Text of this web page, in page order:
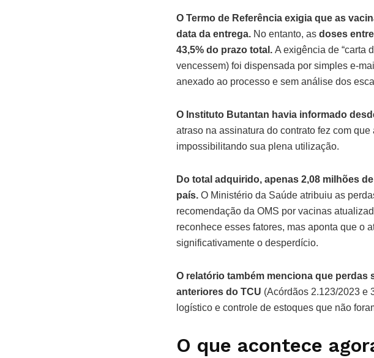
O Termo de Referência exigia que as
data da entrega. No entanto, as doses
43,5% do prazo total. A exigência de “carta
vencessem) foi dispensada por simples e-
anexado ao processo e sem análise dos
O Instituto Butantan havia informado
atraso na assinatura do contrato fez com
impossibilitando sua plena utilização.
Do total adquirido, apenas 2,08 milhões
país. O Ministério da Saúde atribuiu as
recomendação da OMS por vacinas
reconhece esses fatores, mas aponta que o
significativamente o desperdício.
O relatório também menciona que
anteriores do TCU (Acórdãos 2.123/2023 e
logístico e controle de estoques que não
O que acontece